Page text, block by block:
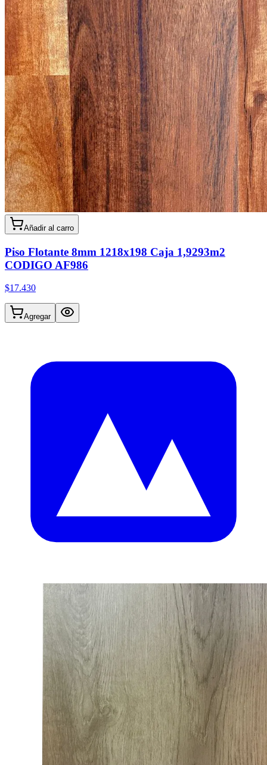
Añadir al carro
Piso Flotante 8mm 1218x198 Caja 1,9293m2
CODIGO AF986
$17.430
Agregar